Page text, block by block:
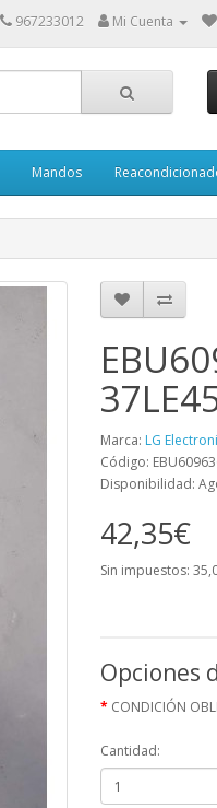
967233012 Mi Cuenta
Mandos
Marca: LG
Código:
Disponibilidad:
42,35€
Sin impuestos:
Opciones
CONDICIÓN
Cantidad: